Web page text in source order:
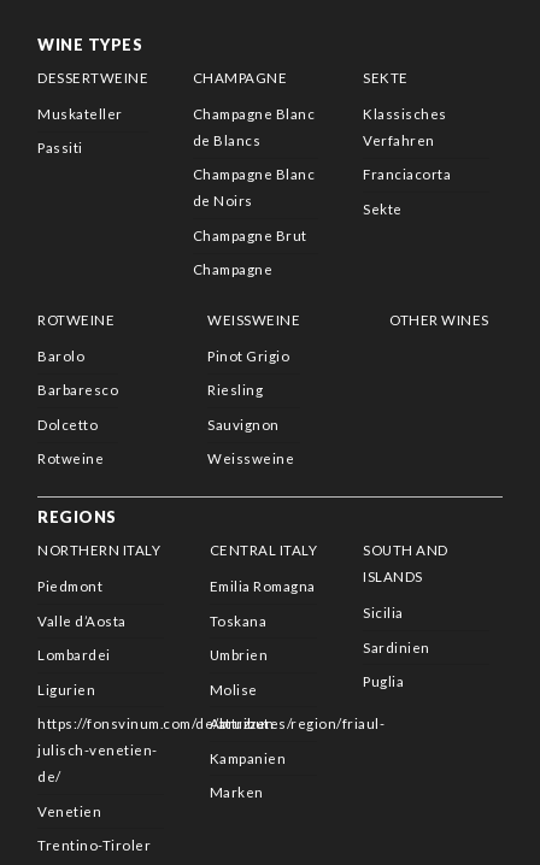
WINE TYPES
DESSERTWEINE
Muskateller
Passiti
CHAMPAGNE
Champagne Blanc
de Blancs
Champagne Blanc
de Noirs
Champagne Brut
Champagne
SEKTE
Klassisches
Verfahren
Franciacorta
Sekte
ROTWEINE
Barolo
Barbaresco
Dolcetto
Rotweine
WEISSWEINE
Pinot Grigio
Riesling
Sauvignon
Weissweine
OTHER WINES
REGIONS
NORTHERN ITALY
Piedmont
Valle d’Aosta
Lombardei
Ligurien
https://fonsvinum.com/de/attributes/region/friaul-
julisch-venetien-
de/
Venetien
Trentino-Tiroler
CENTRAL ITALY
Emilia Romagna
Toskana
Umbrien
Molise
Abruzzen
Kampanien
Marken
SOUTH AND
ISLANDS
Sicilia
Sardinien
Puglia